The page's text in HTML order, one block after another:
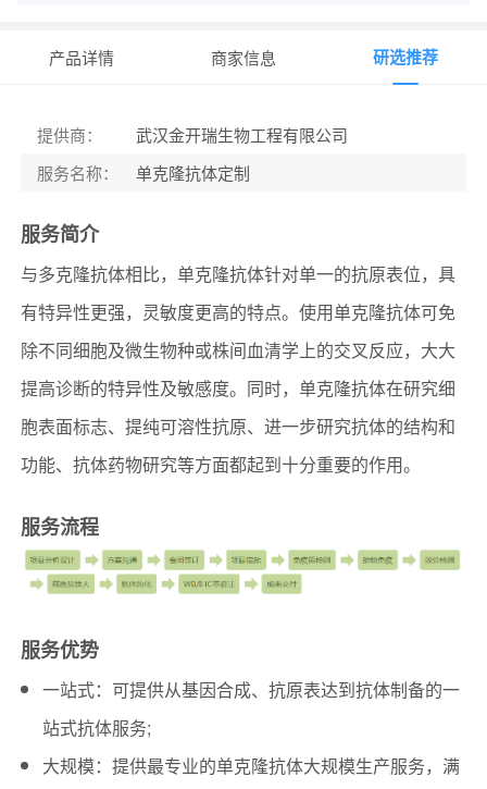
产品详情 商家信息 研选推荐
提供商：
武汉金开瑞生物工程有限公司
服务名称： 单克隆抗体定制
服务简介
与多克隆抗体相比，单克隆抗体针对单一的抗原表位，具
有特异性更强，灵敏度更高的特点。使用单克隆抗体可免
除不同细胞及微生物种或株间血清学上的交叉反应，大大
提高诊断的特异性及敏感度。同时，单克隆抗体在研究细
胞表面标志、提纯可溶性抗原、进一步研究抗体的结构和
功能、抗体药物研究等方面都起到十分重要的作用。
服务流程
服务优势
一站式：可提供从基因合成、抗原表达到抗体制备的一
站式抗体服务;
大规模：提供最专业的单克隆抗体大规模生产服务，满